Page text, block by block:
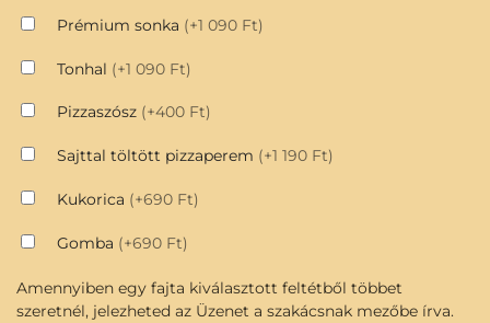
Prémium sonka (+1 090 Ft)
Tonhal (+1 090 Ft)
Pizzaszósz (+400 Ft)
Sajttal töltött pizzaperem (+1 190 Ft)
Kukorica (+690 Ft)
Gomba (+690 Ft)
Amennyiben egy fajta kiválasztott feltétből többet
szeretnél, jelezheted az Üzenet a szakácsnak mezőbe írva.